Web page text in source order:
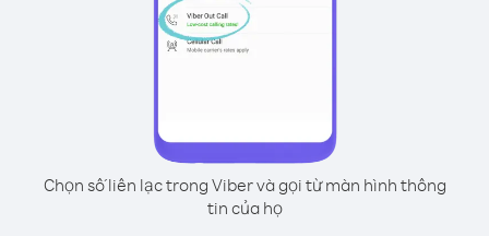
Chọn số liên lạc trong Viber và gọi từ màn hình thông
tin của họ